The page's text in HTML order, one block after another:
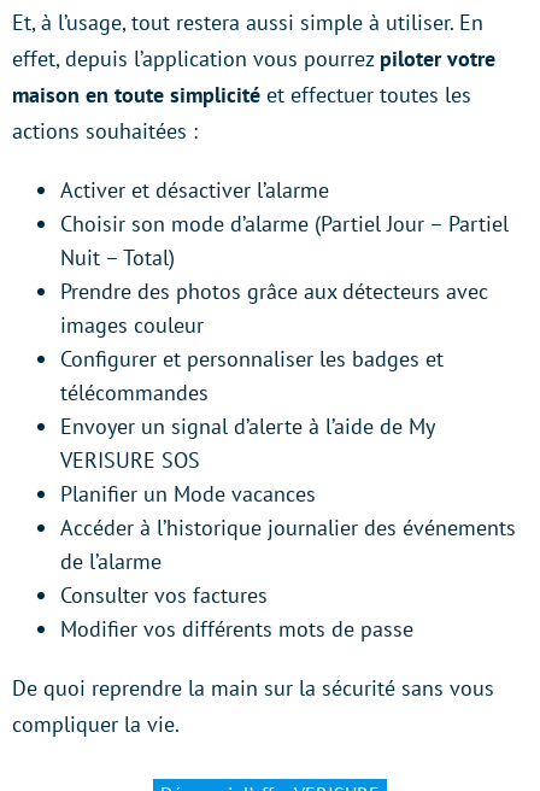
Et, à l’usage, tout restera aussi simple à utiliser. En
effet, depuis l’application vous pourrez piloter votre
maison en toute simplicité et effectuer toutes les
actions souhaitées :
Activer et désactiver l’alarme
Choisir son mode d’alarme (Partiel Jour – Partiel
Nuit – Total)
Prendre des photos grâce aux détecteurs avec
images couleur
Configurer et personnaliser les badges et
télécommandes
Envoyer un signal d’alerte à l’aide de My
VERISURE SOS
Planifier un Mode vacances
Accéder à l’historique journalier des événements
de l’alarme
Consulter vos factures
Modifier vos différents mots de passe
De quoi reprendre la main sur la sécurité sans vous
compliquer la vie.